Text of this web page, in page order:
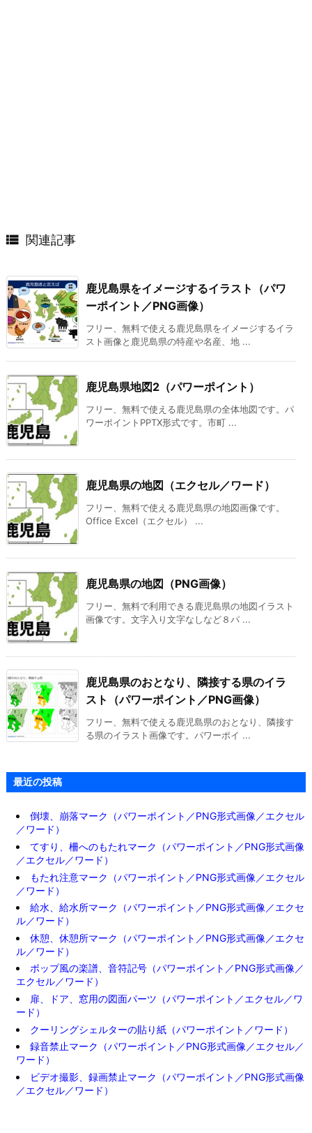
 関連記事
鹿児島県をイメージするイラスト（パワ
ーポイント／PNG画像）
フリー、無料で使える鹿児島県をイメージするイラ
スト画像と鹿児島県の特産や名産、地 ...
鹿児島県地図2（パワーポイント）
フリー、無料で使える鹿児島県の全体地図です。パ
ワーポイントPPTX形式です。市町 ...
鹿児島県の地図（エクセル／ワード）
フリー、無料で使える鹿児島県の地図画像です。
Office Excel（エクセル） ...
鹿児島県の地図（PNG画像）
フリー、無料で利用できる鹿児島県の地図イラスト
画像です。文字入り文字なしなど８パ ...
鹿児島県のおとなり、隣接する県のイラ
スト（パワーポイント／PNG画像）
フリー、無料で使える鹿児島県のおとなり、隣接す
る県のイラスト画像です。パワーポイ ...
最近の投稿
倒壊、崩落マーク（パワーポイント／PNG形式画像／エクセル
／ワード）
てすり、柵へのもたれマーク（パワーポイント／PNG形式画像
／エクセル／ワード）
もたれ注意マーク（パワーポイント／PNG形式画像／エクセル
／ワード）
給水、給水所マーク（パワーポイント／PNG形式画像／エクセ
ル／ワード）
休憩、休憩所マーク（パワーポイント／PNG形式画像／エクセ
ル／ワード）
ポップ風の楽譜、音符記号（パワーポイント／PNG形式画像／
エクセル／ワード）
扉、ドア、窓用の図面パーツ（パワーポイント／エクセル／ワ
ード）
クーリングシェルターの貼り紙（パワーポイント／ワード）
録音禁止マーク（パワーポイント／PNG形式画像／エクセル／
ワード）
ビデオ撮影、録画禁止マーク（パワーポイント／PNG形式画像
／エクセル／ワード）